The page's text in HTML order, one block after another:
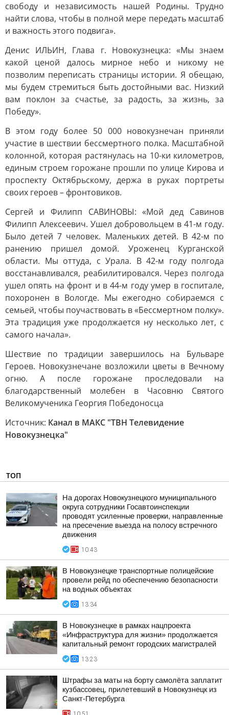
свободу и независимость нашей Родины. Трудно
найти слова, чтобы в полной мере передать масштаб
и важность этого подвига».
Денис ИЛЬИН, Глава г. Новокузнецка: «Мы знаем
какой ценой далось мирное небо и никому не
позволим переписать страницы истории. Я обещаю,
мы будем стремиться быть достойными вас. Низкий
вам поклон за счастье, за радость, за жизнь, за
Победу».
В этом году более 50 000 новокузнечан приняли
участие в шествии бессмертного полка. Масштабной
колонной, которая растянулась на 10-ки километров,
единым строем горожане прошли по улице Кирова и
проспекту Октябрьскому, держа в руках портреты
своих героев – фронтовиков.
Сергей и Филипп САВИНОВЫ: «Мой дед Савинов
Филипп Алексеевич. Ушел добровольцем в 41-м году.
Было детей 7 человек. Маленьких детей. В 42-м по
ранению пришел домой. Уроженец Курганской
области. Мы оттуда, с Урала. В 42-м году полгода
восстанавливался, реабилитировался. Через полгода
ушел опять на фронт и в 44-м году умер в госпитале,
похоронен в Вологде. Мы ежегодно собираемся с
семьей, чтобы поучаствовать в «Бессмертном полку».
Эта традиция уже продолжается ну несколько лет, с
самого начала».
Шествие по традиции завершилось на Бульваре
Героев. Новокузнечане возложили цветы в Вечному
огню. А после горожане проследовали на
благодарственный молебен в Часовню Святого
Великомученика Георгия Победоносца
Источник: Канал в МАКС "ТВН Телевидение
Новокузнецка"
ТОП
На дорогах Новокузнецкого муниципального
округа сотрудники Госавтоинспекции
проводят усиленные проверки, направленные
на пресечение выезда на полосу встречного
движения
10:43
В Новокузнецке транспортные полицейские
провели рейд по обеспечению безопасности
на водных объектах
13:34
В Новокузнецке в рамках нацпроекта
«Инфраструктура для жизни» продолжается
капитальный ремонт городских магистралей
13:23
Штрафы за маты на борту самолёта заплатит
кузбассовец, прилетевший в Новокузнецк из
Санкт-Петербурга